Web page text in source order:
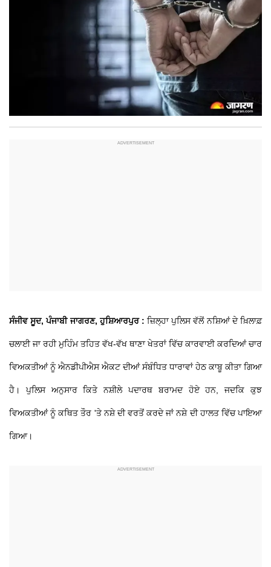
ਸੰਜੀਵ ਸੂਦ, ਪੰਜਾਬੀ ਜਾਗਰਣ, ਹੁਸ਼ਿਆਰਪੁਰ :ਜ਼ਿਲ੍ਹਾ ਪੁਲਿਸ ਵੱਲੋਂ ਨਸ਼ਿਆਂ ਦੇ ਖ਼ਿਲਾਫ਼
ਚਲਾਈ ਜਾ ਰਹੀ ਮੁਹਿੰਮ ਤਹਿਤ ਵੱਖ-ਵੱਖ ਥਾਣਾ ਖੇਤਰਾਂ ਵਿੱਚ ਕਾਰਵਾਈ ਕਰਦਿਆਂ ਚਾਰ
ਵਿਅਕਤੀਆਂ ਨੂੰ ਐਨਡੀਪੀਐਸ ਐਕਟ ਦੀਆਂ ਸੰਬੰਧਿਤ ਧਾਰਾਵਾਂ ਹੇਠ ਕਾਬੂ ਕੀਤਾ ਗਿਆ
ਹੈ। ਪੁਲਿਸ ਅਨੁਸਾਰ ਕਿਤੇ ਨਸ਼ੀਲੇ ਪਦਾਰਥ ਬਰਾਮਦ ਹੋਏ ਹਨ, ਜਦਕਿ ਕੁਝ
ਵਿਅਕਤੀਆਂ ਨੂੰ ਕਥਿਤ ਤੌਰ 'ਤੇ ਨਸ਼ੇ ਦੀ ਵਰਤੋਂ ਕਰਦੇ ਜਾਂ ਨਸ਼ੇ ਦੀ ਹਾਲਤ ਵਿੱਚ ਪਾਇਆ
ਗਿਆ।